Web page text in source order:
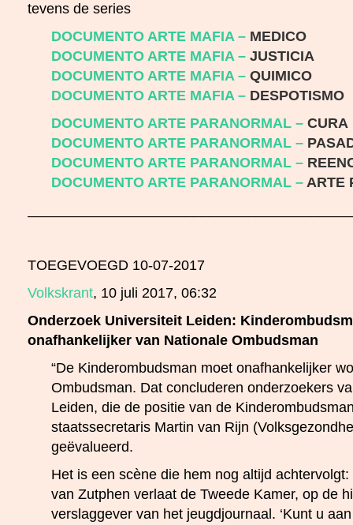
tevens de series
DOCUMENTO ARTE MAFIA – MEDICO
DOCUMENTO ARTE MAFIA – JUSTICIA
DOCUMENTO ARTE MAFIA – QUIMICO
DOCUMENTO ARTE MAFIA – DESPOTISMO
DOCUMENTO ARTE PARANORMAL – CURA
DOCUMENTO ARTE PARANORMAL –
DOCUMENTO ARTE PARANORMAL –
DOCUMENTO ARTE PARANORMAL – ARTE
TOEGEVOEGD 10-07-2017
Volkskrant, 10 juli 2017, 06:32
Onderzoek Universiteit Leiden:
onafhankelijker van Nationale Ombudsman
“De Kinderombudsman moet onafhankelijker
Ombudsman. Dat concluderen onderzoekers
Leiden, die de positie van de
staatssecretaris Martin van Rijn
geëvalueerd.
Het is een scène die hem nog altijd
van Zutphen verlaat de Tweede Kamer, op de
verslaggever van het jeugdjournaal. ‘Kunt u